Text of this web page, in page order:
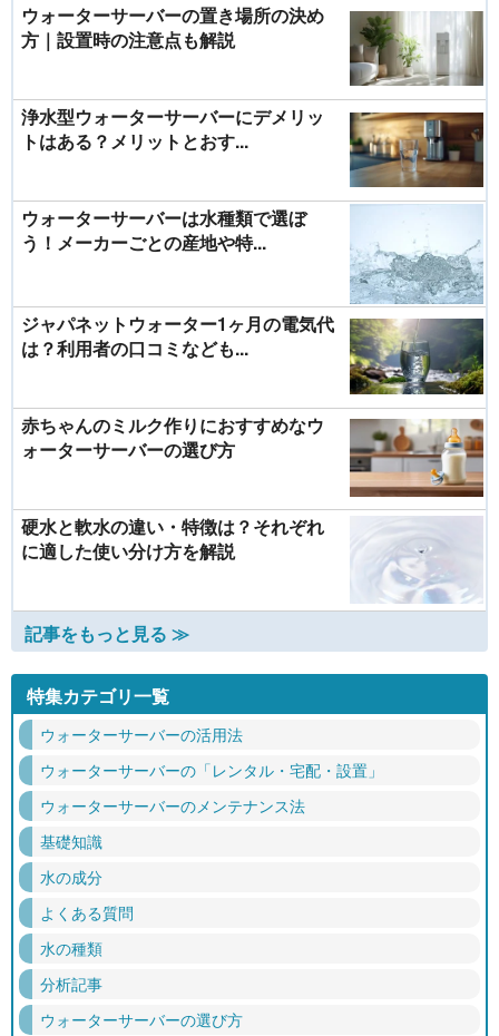
ウォーターサーバーの置き場所の決め
方｜設置時の注意点も解説
浄水型ウォーターサーバーにデメリッ
トはある？メリットとおす...
ウォーターサーバーは水種類で選ぼ
う！メーカーごとの産地や特...
ジャパネットウォーター1ヶ月の電気代
は？利用者の口コミなども...
赤ちゃんのミルク作りにおすすめなウ
ォーターサーバーの選び方
硬水と軟水の違い・特徴は？それぞれ
に適した使い分け方を解説
記事をもっと見る ≫
特集カテゴリ一覧
ウォーターサーバーの活用法
ウォーターサーバーの「レンタル・宅配・設置」
ウォーターサーバーのメンテナンス法
基礎知識
水の成分
よくある質問
水の種類
分析記事
ウォーターサーバーの選び方